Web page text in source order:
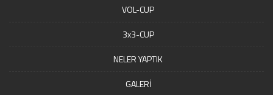
VOL-CUP
3x3-CUP
NELER YAPTIK
GALERİ